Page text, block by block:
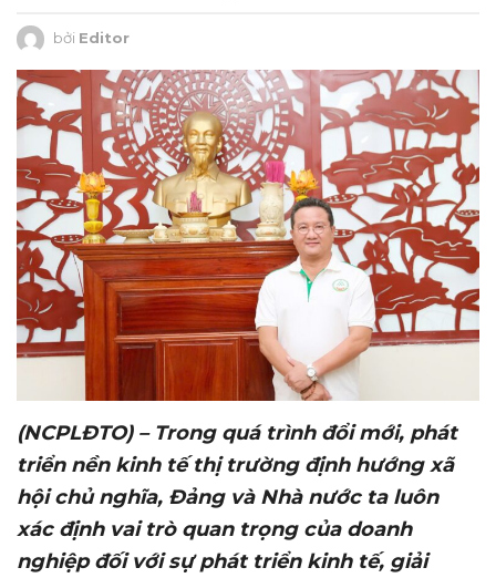
bởi Editor
(NCPLĐTO) – Trong quá trình đổi mới, phát
triển nền kinh tế thị trường định hướng xã
hội chủ nghĩa, Đảng và Nhà nước ta luôn
xác định vai trò quan trọng của doanh
nghiệp đối với sự phát triển kinh tế, giải